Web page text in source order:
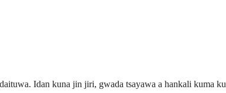
Idan kuna jin jiri, gwada tsayawa a hankali kuma ku